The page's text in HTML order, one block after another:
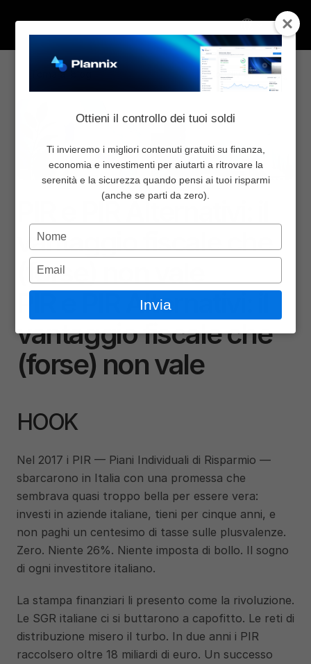
Ottieni il controllo dei tuoi soldi
Ti invieremo i migliori contenuti gratuiti su finanza,
economia e investimenti per aiutarti a ritrovare la
serenità e la sicurezza quando pensi ai tuoi risparmi
(anche se parti da zero).
Digita
il
nome
Digita
l'email
Invia
Select Language
Inizia da qui
Pricing
Contattaci
Accedi
Select Language
Torna al blog Condividi:
13 mag 2026
PIR e PIR Alternativi: il
vantaggio fiscale che
(forse) non vale
PIR e PIR Alternativi: il
vantaggio fiscale che
(forse) non vale
HOOK
Nel 2017 i PIR — Piani Individuali di Risparmio —
sbarcarono in Italia con una promessa che
sembrava quasi troppo bella per essere vera:
investi in aziende italiane, tieni per cinque anni, e
non paghi un centesimo di tasse sulle plusvalenze.
Zero. Niente 26%. Niente imposta di bollo. Il sogno
di ogni investitore italiano.
La stampa finanziari li presento come la rivoluzione.
Le SGR italiane ci si buttarono a capofitto. Le reti di
distribuzione misero il turbo. In due anni i PIR
raccolsero oltre 18 miliardi di euro. Un successo